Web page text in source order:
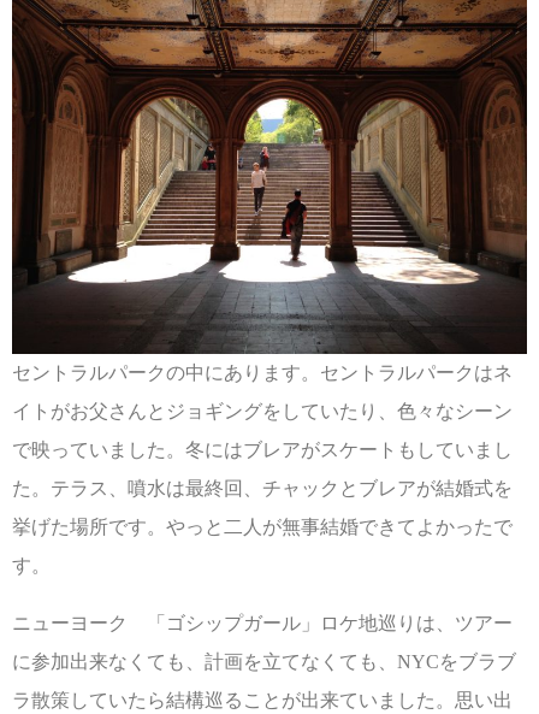
セントラルパークの中にあります。セントラルパークはネ
イトがお父さんとジョギングをしていたり、色々なシーン
で映っていました。冬にはブレアがスケートもしていまし
た。テラス、噴水は最終回、チャックとブレアが結婚式を
挙げた場所です。やっと二人が無事結婚できてよかったで
す。
ニューヨーク 「ゴシップガール」ロケ地巡りは、ツアー
に参加出来なくても、計画を立てなくても、NYCをブラブ
ラ散策していたら結構巡ることが出来ていました。思い出